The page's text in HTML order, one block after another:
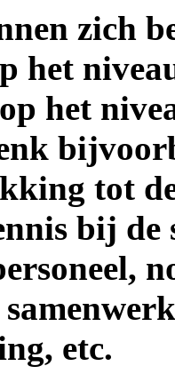
zich
het
het
tot
bij de
etc.